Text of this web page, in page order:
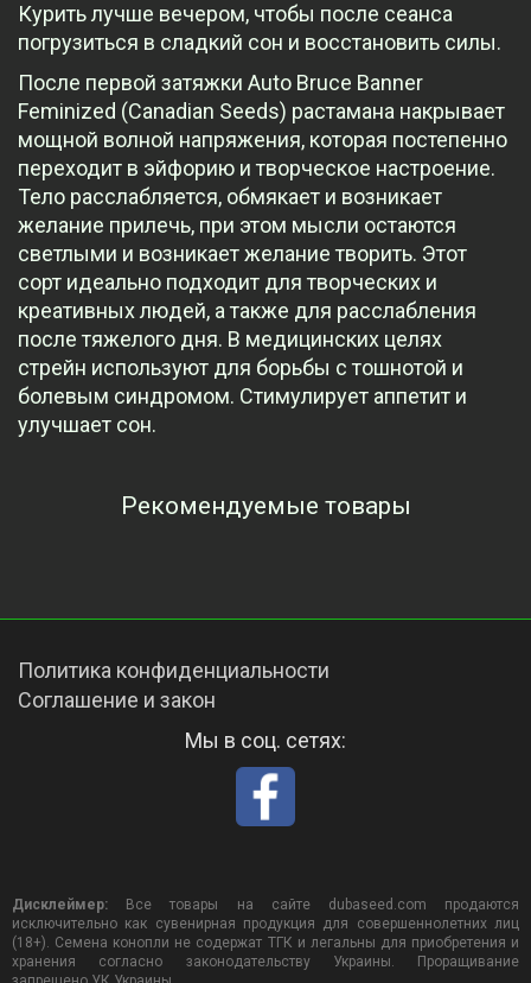
Курить лучше вечером, чтобы после сеанса
погрузиться в сладкий сон и восстановить силы.
После первой затяжки Auto Bruce Banner
Feminized (Canadian Seeds) растамана накрывает
мощной волной напряжения, которая постепенно
переходит в эйфорию и творческое настроение.
Тело расслабляется, обмякает и возникает
желание прилечь, при этом мысли остаются
светлыми и возникает желание творить. Этот
сорт идеально подходит для творческих и
креативных людей, а также для расслабления
после тяжелого дня. В медицинских целях
стрейн используют для борьбы с тошнотой и
болевым синдромом. Стимулирует аппетит и
улучшает сон.
Рекомендуемые товары
Политика конфиденциальности
Соглашение и закон
Мы в соц. сетях:
Дисклеймер: Все товары на сайте dubaseed.com продаются
исключительно как сувенирная продукция для совершеннолетних лиц
(18+). Семена конопли не содержат ТГК и легальны для приобретения и
хранения согласно законодательству Украины. Проращивание